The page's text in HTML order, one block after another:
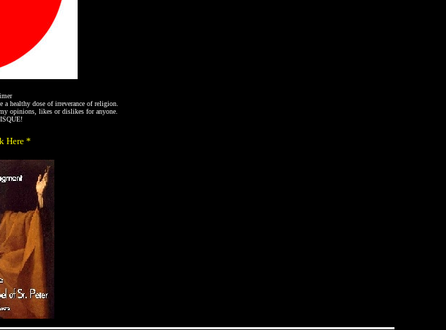
a healthy dose of irreverance of religion.
opinions, likes or dislikes for anyone.
Here *